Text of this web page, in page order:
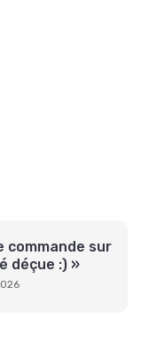
commande sur
déçue :) »